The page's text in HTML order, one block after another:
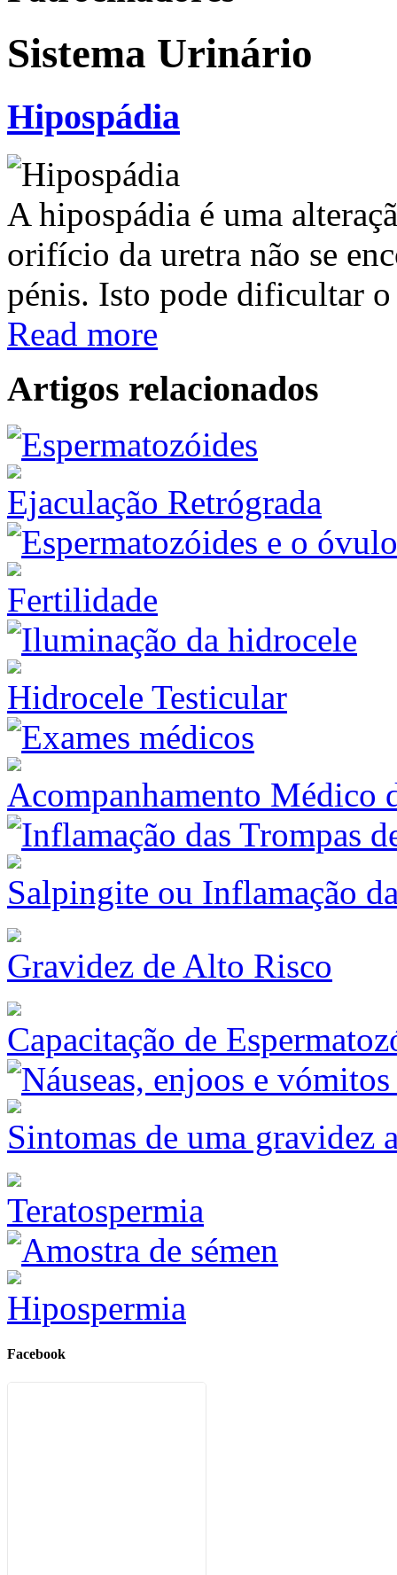
Sistema Urinário
Hipospádia
A hipospádia é uma
orifício da uretra não se
pénis. Isto pode dificultar
Read more
Artigos relacionados
Ejaculação Retrógrada
Fertilidade
Hidrocele Testicular
Acompanhamento Médico
Salpingite ou Inflamação
Gravidez de Alto Risco
Capacitação de
Sintomas de uma gravidez
Teratospermia
Hipospermia
Facebook